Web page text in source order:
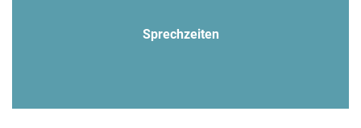
Sprechzeiten